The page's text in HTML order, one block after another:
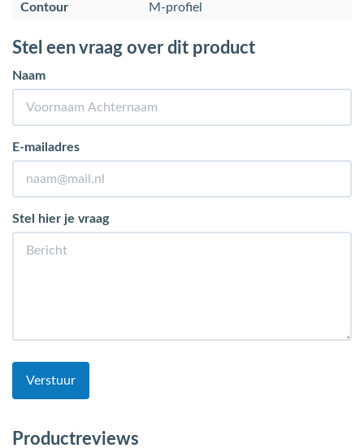
Contour
M-profiel
Stel een vraag over dit product
Naam
E-mailadres
Stel hier je vraag
Verstuur
Productreviews